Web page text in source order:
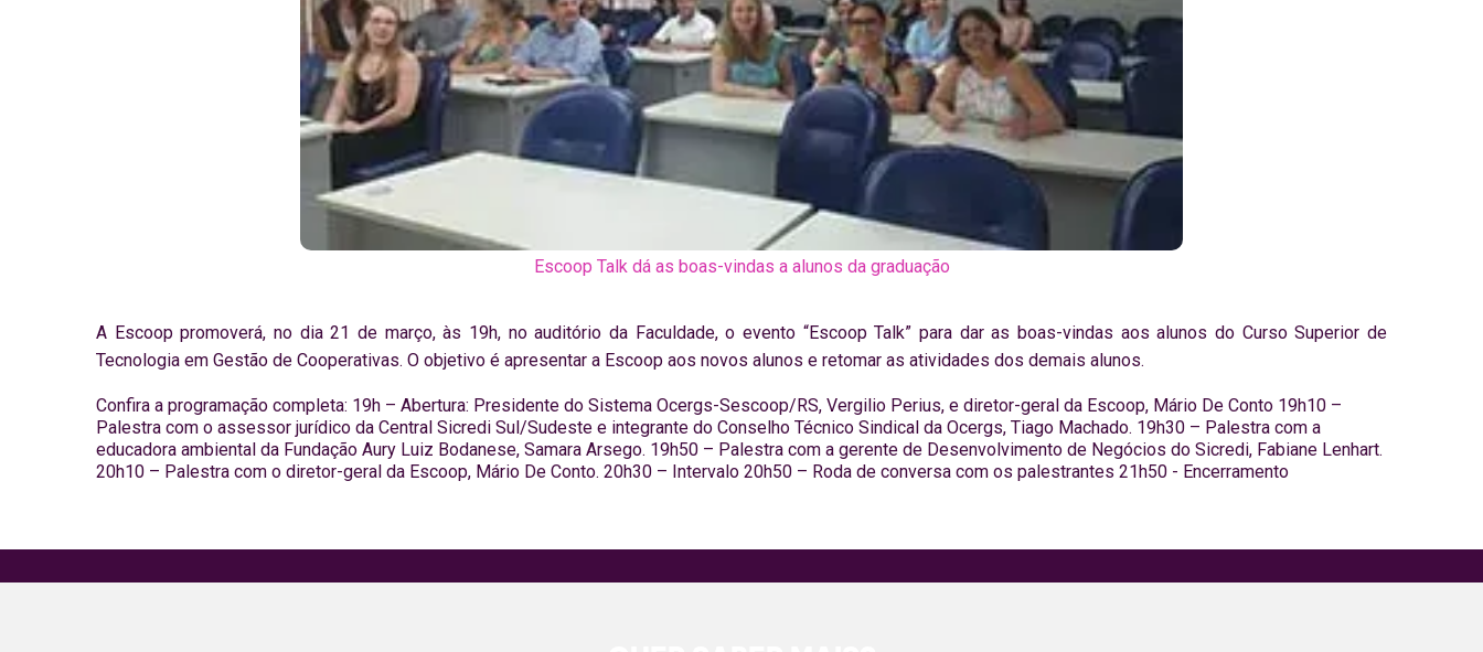
Escoop Talk dá as boas-vindas a alunos da graduação
A Escoop promoverá, no dia 21 de março, às 19h, no auditório da Faculdade, o evento “Escoop Talk” para dar as boas-vindas aos alunos do Curso Superior de
Tecnologia em Gestão de Cooperativas. O objetivo é apresentar a Escoop aos novos alunos e retomar as atividades dos demais alunos.
Confira a programação completa: 19h – Abertura: Presidente do Sistema Ocergs-Sescoop/RS, Vergilio Perius, e diretor-geral da Escoop, Mário De Conto 19h10 –
Palestra com o assessor jurídico da Central Sicredi Sul/Sudeste e integrante do Conselho Técnico Sindical da Ocergs, Tiago Machado. 19h30 – Palestra com a
educadora ambiental da Fundação Aury Luiz Bodanese, Samara Arsego. 19h50 – Palestra com a gerente de Desenvolvimento de Negócios do Sicredi, Fabiane Lenhart.
20h10 – Palestra com o diretor-geral da Escoop, Mário De Conto. 20h30 – Intervalo 20h50 – Roda de conversa com os palestrantes 21h50 - Encerramento